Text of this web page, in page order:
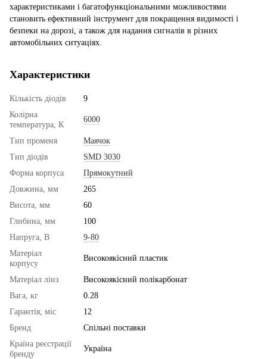
характеристиками і багатофункціональними можливостями
становить ефективний інструмент для покращення видимості і
безпеки на дорозі, а також для надання сигналів в різних
автомобільних ситуаціях.
Характеристики
Кількість діодів
9
Колірна
температура, К
6000
Тип променя
Маячок
Тип діодів
SMD 3030
Форма корпуса
Прямокутний
Довжина, мм
265
Висота, мм
60
Глибина, мм
100
Напруга, В
9-80
Матеріал
корпусу
Високоякісний пластик
Матеріал лінз
Високоякісний полікарбонат
Вага, кг
0.28
Гарантія, міс
12
Бренд
Спільні поставки
Країна реєстрації
бренду
Україна